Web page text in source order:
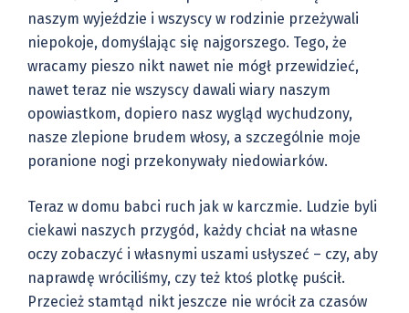
naszym wyjeździe i wszyscy w rodzinie przeżywali
niepokoje, domyślając się najgorszego. Tego, że
wracamy pieszo nikt nawet nie mógł przewidzieć,
nawet teraz nie wszyscy dawali wiary naszym
opowiastkom, dopiero nasz wygląd wychudzony,
nasze zlepione brudem włosy, a szczególnie moje
poranione nogi przekonywały niedowiarków.
Teraz w domu babci ruch jak w karczmie. Ludzie byli
ciekawi naszych przygód, każdy chciał na własne
oczy zobaczyć i własnymi uszami usłyszeć – czy, aby
naprawdę wróciliśmy, czy też ktoś plotkę puścił.
Przecież stamtąd nikt jeszcze nie wrócił za czasów